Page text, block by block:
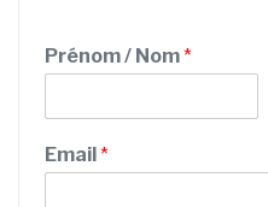
Prénom / Nom*
r
éEmail *